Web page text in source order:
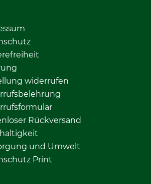
widerrufen
Rückversand
und Umwelt
Print